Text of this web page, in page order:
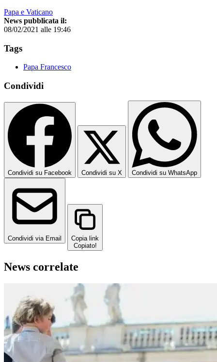
Papa e Vaticano
News pubblicata il:
08/02/2021 alle 19:46
Tags
Papa Francesco
Condividi
Condividi su Facebook Condividi su X Condividi su WhatsApp
Condividi via Email
Copia link
Copiato!
News correlate